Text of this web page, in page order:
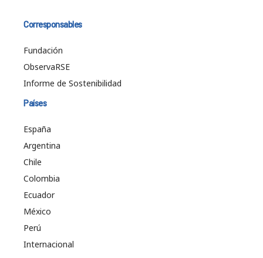
Corresponsables
Fundación
ObservaRSE
Informe de Sostenibilidad
Países
España
Argentina
Chile
Colombia
Ecuador
México
Perú
Internacional